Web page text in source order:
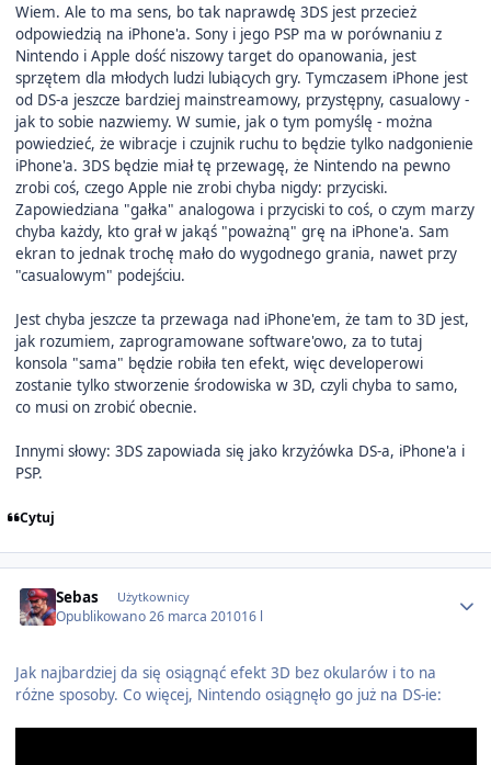
Wiem. Ale to ma sens, bo tak naprawdę 3DS jest przecież
odpowiedzią na iPhone'a. Sony i jego PSP ma w porównaniu z
Nintendo i Apple dość niszowy target do opanowania, jest
sprzętem dla młodych ludzi lubiących gry. Tymczasem iPhone jest
od DS-a jeszcze bardziej mainstreamowy, przystępny, casualowy -
jak to sobie nazwiemy. W sumie, jak o tym pomyślę - można
powiedzieć, że wibracje i czujnik ruchu to będzie tylko nadgonienie
iPhone'a. 3DS będzie miał tę przewagę, że Nintendo na pewno
zrobi coś, czego Apple nie zrobi chyba nigdy: przyciski.
Zapowiedziana "gałka" analogowa i przyciski to coś, o czym marzy
chyba każdy, kto grał w jakąś "poważną" grę na iPhone'a. Sam
ekran to jednak trochę mało do wygodnego grania, nawet przy
"casualowym" podejściu.
Jest chyba jeszcze ta przewaga nad iPhone'em, że tam to 3D jest,
jak rozumiem, zaprogramowane software'owo, za to tutaj
konsola "sama" będzie robiła ten efekt, więc developerowi
zostanie tylko stworzenie środowiska w 3D, czyli chyba to samo,
co musi on zrobić obecnie.
Innymi słowy: 3DS zapowiada się jako krzyżówka DS-a, iPhone'a i
PSP.
Cytuj
Sebas Użytkownicy
Opublikowano26 marca 201016 l
Jak najbardziej da się osiągnąć efekt 3D bez okularów i to na
różne sposoby. Co więcej, Nintendo osiągnęło go już na DS-ie: